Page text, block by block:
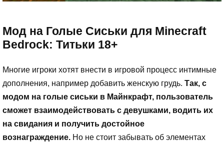
Мод на Голые Сиськи для Minecraft
Bedrock: Титьки 18+
Многие игроки хотят внести в игровой процесс интимные
дополнения, например добавить женскую грудь. Так, с
модом на голые сиськи в Майнкрафт, пользователь
сможет взаимодействовать с девушками, водить их
на свидания и получить достойное
вознаграждение. Но не стоит забывать об элементах